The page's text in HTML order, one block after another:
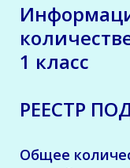
1 класс
РЕЕСТР
Общее